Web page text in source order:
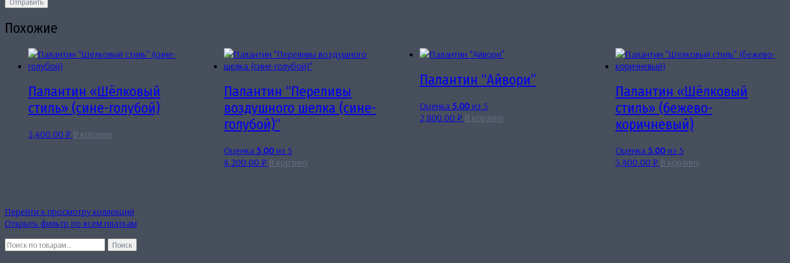
Похожие
Палантин «Шёлковый
стиль» (сине-голубой)
3,400.00 ₽ В корзину
Палантин “Переливы
воздушного шелка (сине-
голубой)“
Оценка 5.00из 5
4,200.00 ₽ В корзину
Палантин “Айвори”
Оценка 5.00из 5
2,800.00 ₽ В корзину
Палантин «Шёлковый
стиль» (бежево-
коричневый)
Оценка 5.00из 5
3,400.00 ₽ В корзину
Перейти к просмотру коллекций
Открыть фильтр по всем платкам
Искать:
Поиск